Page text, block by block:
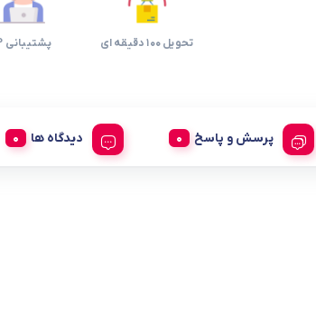
تحویل 100 دقیقه ای پشتیبانی VIP
پرسش و پاسخ دیدگاه ها